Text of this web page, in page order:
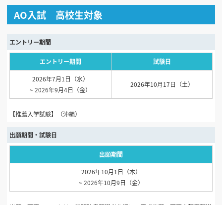
AO入試 高校生対象
エントリー期間
エントリー期間 試験日
2026年7月1日（水）
~ 2026年9月4日（金）
2026年10月17日（土）
【推薦入学試験】（沖縄）
出願期間・試験日
出願期間
2026年10月1日（木）
~ 2026年10月9日（金）